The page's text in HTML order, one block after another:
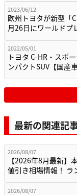
2023/06/12
欧州トヨタが新型「
月26日にワールド
2022/05/01
トヨタ C-HR・スポ
ンパクトSUV【国産
最新の関連記
2026/08/07
【2026年8月最新】
値引き相場情報！
2026/08/07